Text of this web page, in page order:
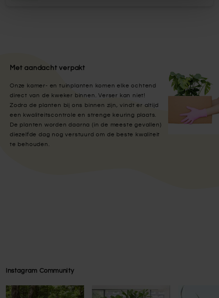
Met aandacht verpakt
Onze kamer- en tuinplanten komen elke ochtend
direct van de kweker binnen. Verser kan niet!
Zodra de planten bij ons binnen zijn, vindt er altijd
een kwaliteitscontrole en strenge keuring plaats.
De planten worden daarna (in de meeste gevallen)
diezelfde dag nog verstuurd om de beste kwaliteit
te behouden.
Instagram Community
Press to skip carousel
Press to skip carousel